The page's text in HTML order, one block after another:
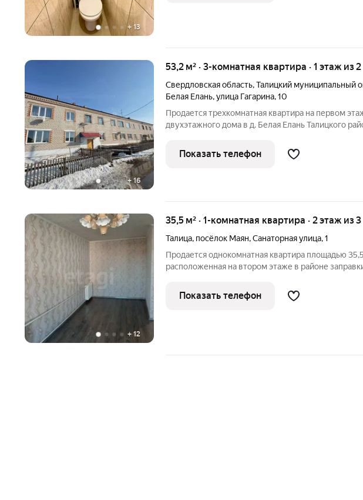
+ 13
+ 16
53,2 м² · 3-комнатная квартира · 1 этаж из 2
Свердловская область,Талицкий муниципальный
Белая Елань,улица Гагарина,10
Продается трехкомнатная квартира на первом
двухэтажного дома в д. Белая Елань Талицкого
людей с ограниченной мобильностью или тех, кто
быстрый доступ во
Показать телефон
+12
35,5 м² · 1-комнатная квартира · 2 этаж из 3
Талица, посёлок Маян,Санаторная улица,1
Продается однокомнатная квартира площадью
расположенная на втором этаже в районе
продуманной планировки, которая включает
комнату и функциональную кухню.
Показать телефон